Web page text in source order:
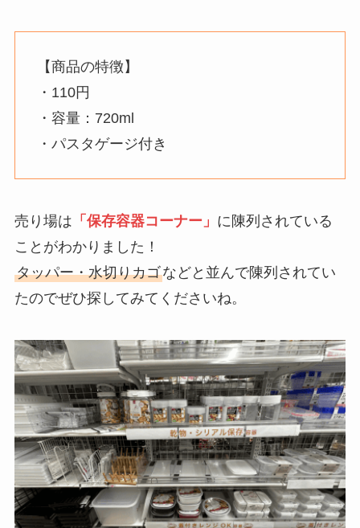
【商品の特徴】
・110円
・容量：720ml
・パスタゲージ付き
売り場は 「保存容器コーナー」 に陳列されている
ことがわかりました！
タッパー・水切りカゴなどと並んで陳列されてい
たのでぜひ探してみてくださいね。